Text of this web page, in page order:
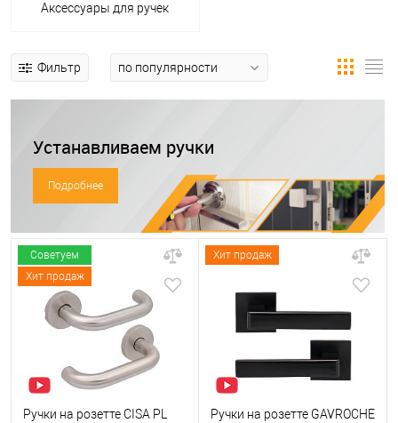
Аксессуары для ручек
Фильтр
Устанавливаем ручки
Подробнее
Советуем
Хит продаж
Ручки на розетте CISA PL
Хит продаж
Ручки на розетте GAVROCHE